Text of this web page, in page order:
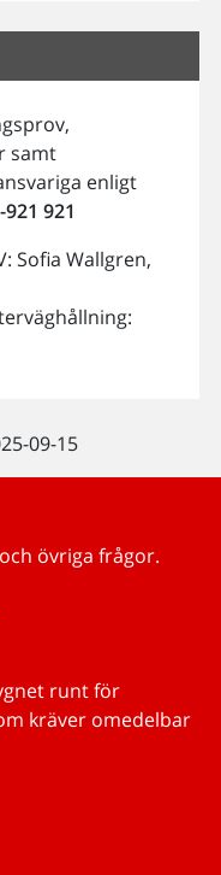
samt
enligt
921
Sofia Wallgren,
09-15
övriga frågor.
runt för
kräver omedelbar